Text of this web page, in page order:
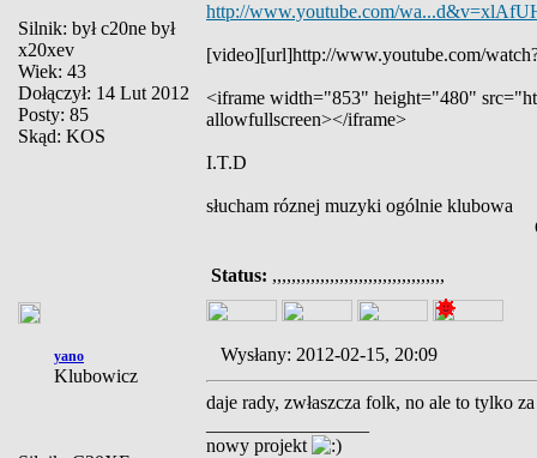
Silnik: był c20ne był
x20xev
Wiek: 43
Dołączył: 14 Lut 2012
Posty: 85
Skąd: KOS
http://www.youtube.com/
[video][url]http://www.youtube.com/
<iframe width="853" height="480"
allowfullscreen></iframe>
I.T.D
słucham róznej muzyki ogólnie klubowa
Status: ,,,,,,,,,,,,,,,,,,,,,,,,,,,,,,,,,,,,
yano
Klubowicz
Wysłany: 2012-02-15, 20:09
daje rady, zwłaszcza folk, no ale to tylko
nowy projekt